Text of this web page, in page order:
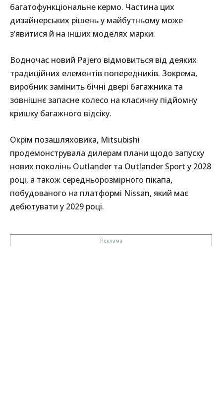
багатофункціональне кермо. Частина цих
дизайнерських рішень у майбутньому може
з’явитися й на інших моделях марки.
Водночас новий Pajero відмовиться від деяких
традиційних елементів попередників. Зокрема,
виробник замінить бічні двері багажника та
зовнішнє запасне колесо на класичну підйомну
кришку багажного відсіку.
Окрім позашляховика, Mitsubishi
продемонструвала дилерам плани щодо запуску
нових поколінь Outlander та Outlander Sport у 2028
році, а також середньорозмірного пікапа,
побудованого на платформі Nissan, який має
дебютувати у 2029 році.